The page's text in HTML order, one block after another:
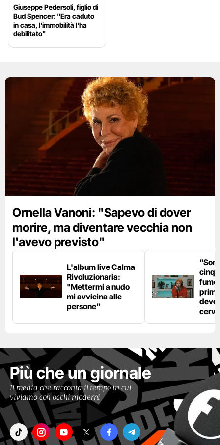
Giuseppe Pedersoli, figlio di
Bud Spencer: "Era caduto
in casa, l'immobilità l'ha
debilitato"
Ornella Vanoni: "Sapevo di dover
morire, ma diventare vecchia non
l'avevo previsto"
L'album live Calma
Rivoluzionaria:
"Mettermi a nudo
mi avvicina alle
persone"
fumo
devo
Più che un giornale
Il media che racconta il tempo in cui
viviamo con occhi moderni